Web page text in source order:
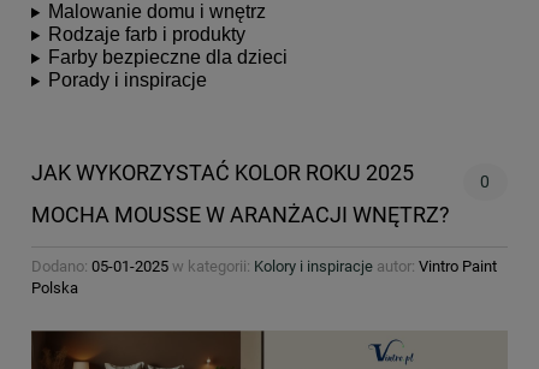
Malowanie domu i wnętrz
Rodzaje farb i produkty
Farby bezpieczne dla dzieci
Porady i inspiracje
JAK WYKORZYSTAĆ KOLOR ROKU 2025
MOCHA MOUSSE W ARANŻACJI WNĘTRZ?
0
Dodano: 05-01-2025 w kategorii: Kolory i inspiracje autor: Vintro Paint
Polska